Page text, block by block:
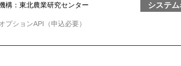
構：東北農業研究センター システム
プションAPI（申込必要）